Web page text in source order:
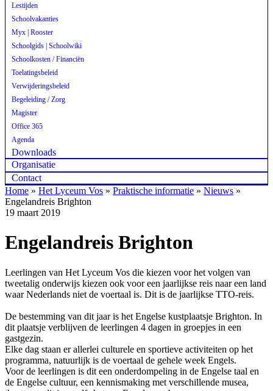
Lestijden
Schoolvakanties
Myx | Rooster
Schoolgids | Schoolwiki
Schoolkosten / Financiën
Toelatingsbeleid
Verwijderingsbeleid
Begeleiding / Zorg
Magister
Office 365
Agenda
Downloads
Organisatie
Contact
Home » Het Lyceum Vos » Praktische informatie » Nieuws »
Engelandreis Brighton
19 maart 2019
Engelandreis Brighton
Leerlingen van Het Lyceum Vos die kiezen voor het volgen van
tweetalig onderwijs kiezen ook voor een jaarlijkse reis naar een land
waar Nederlands niet de voertaal is. Dit is de jaarlijkse TTO-reis.
De bestemming van dit jaar is het Engelse kustplaatsje Brighton. In
dit plaatsje verblijven de leerlingen 4 dagen in groepjes in een
gastgezin.
Elke dag staan er allerlei culturele en sportieve activiteiten op het
programma, natuurlijk is de voertaal de gehele week Engels.
Voor de leerlingen is dit een onderdompeling in de Engelse taal en
de Engelse cultuur, een kennismaking met verschillende musea,